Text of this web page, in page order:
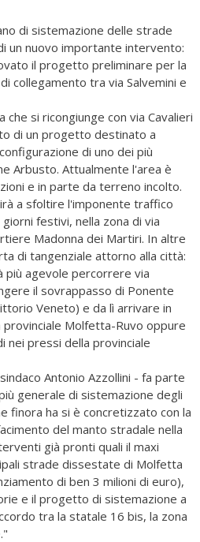
di sistemazione delle strade
un nuovo importante intervento:
il progetto preliminare per la
collegamento tra via Salvemini e
si ricongiunge con via Cavalieri
di un progetto destinato a
di uno dei più
Arbusto. Attualmente l'area è
e in parte da terreno incolto.
a sfoltire l'imponente traffico
festivi, nella zona di via
Madonna dei Martiri. In altre
di tangenziale attorno alla città:
più agevole percorrere via
il sovrappasso di Ponente
Veneto) e da lì arrivare in
Molfetta-Ruvo oppure
nei pressi della provinciale
Antonio Azzollini - fa parte
generale di sistemazione degli
finora ha si è concretizzato con la
del manto stradale nella
già pronti quali il maxi
strade dissestate di Molfetta
di ben 3 milioni di euro),
e il progetto di sistemazione a
tra la statale 16 bis, la zona